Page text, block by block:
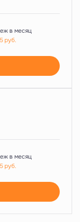
в месяц
руб.
в месяц
руб.